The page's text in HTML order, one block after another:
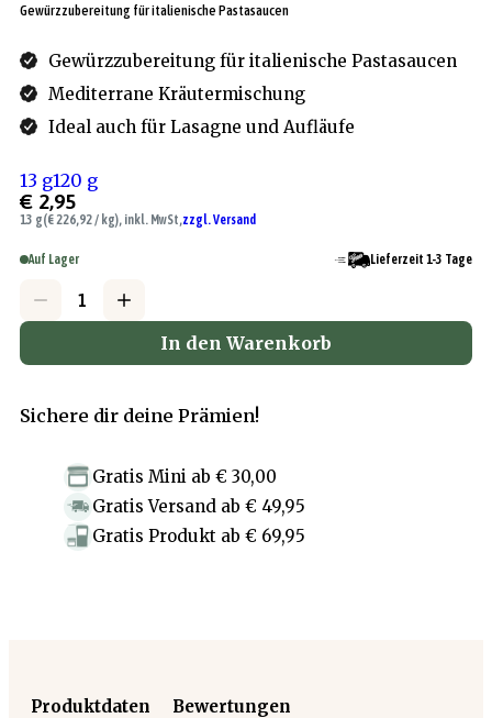
Gewürzzubereitung für italienische Pastasaucen
Gewürzzubereitung für italienische Pastasaucen
Mediterrane Kräutermischung
Ideal auch für Lasagne und Aufläufe
13 g120 g
€ 2,95
13 g(€ 226,92 / kg), inkl. MwSt,zzgl. Versand
Auf Lager Lieferzeit 1-3 Tage
In den Warenkorb
Sichere dir deine Prämien!
Gratis Mini ab € 30,00
Gratis Versand ab € 49,95
Gratis Produkt ab € 69,95
Produktdaten Bewertungen